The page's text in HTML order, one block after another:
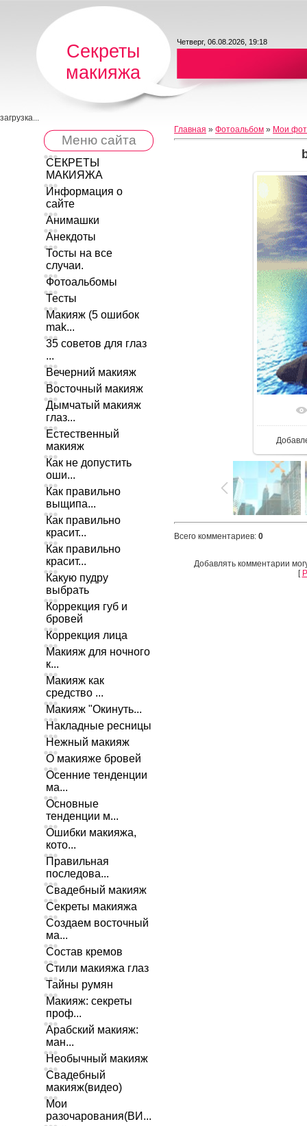
Секреты
макияжа
Четверг, 06.08.2026, 19:18
загрузка...
Меню сайта
СЕКРЕТЫ
МАКИЯЖА
Информация о
сайте
Анимашки
Анекдоты
Тосты на все
случаи.
Фотоальбомы
Тесты
Макияж (5 ошибок
mak...
35 советов для глаз
...
Вечерний макияж
Восточный макияж
Дымчатый макияж
глаз...
Естественный
макияж
Как не допустить
оши...
Как правильно
выщипа...
Как правильно
красит...
Как правильно
красит...
Какую пудру
выбрать
Коррекция губ и
бровей
Коррекция лица
Макияж для ночного
к...
Макияж как
средство ...
Макияж "Окинуть...
Накладные ресницы
Нежный макияж
О макияже бровей
Осенние тенденции
ма...
Основные
тенденции м...
Ошибки макияжа,
кото...
Правильная
последова...
Свадебный макияж
Секреты макияжа
Создаем восточный
ма...
Состав кремов
Стили макияжа глаз
Тайны румян
Макияж: секреты
проф...
Арабский макияж:
ман...
Необычный макияж
Свадебный
макияж(видео)
Мои
разочарования(ВИ...
Главная » Фотоальбом » Мои
Всего комментариев: 0
Добавлять комментарии
[